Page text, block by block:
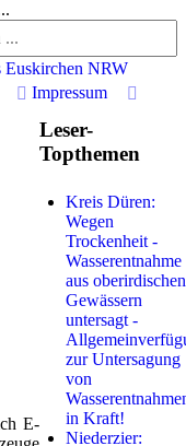
Euskirchen NRW
Impressum
E-
Leser-
Topthemen
Kreis Düren:
Wegen
Trockenheit -
Wasserentnahme
aus oberirdischen
Gewässern
untersagt -
zur Untersagung
von
in Kraft!
Niederzier: